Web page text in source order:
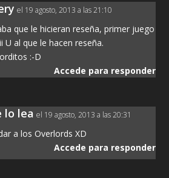
el 19 agosto, 2013 a las 21:10
que le hicieran reseña, primer juego
U al que le hacen reseña.
:-D
Accede para responder
lo lea el 19 agosto, 2013 a las 20:31
a los Overlords XD
Accede para responder